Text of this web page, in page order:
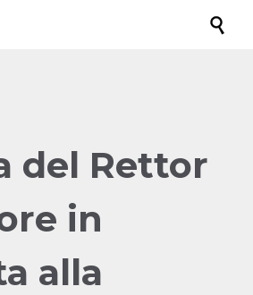

del Rettor
in
alla